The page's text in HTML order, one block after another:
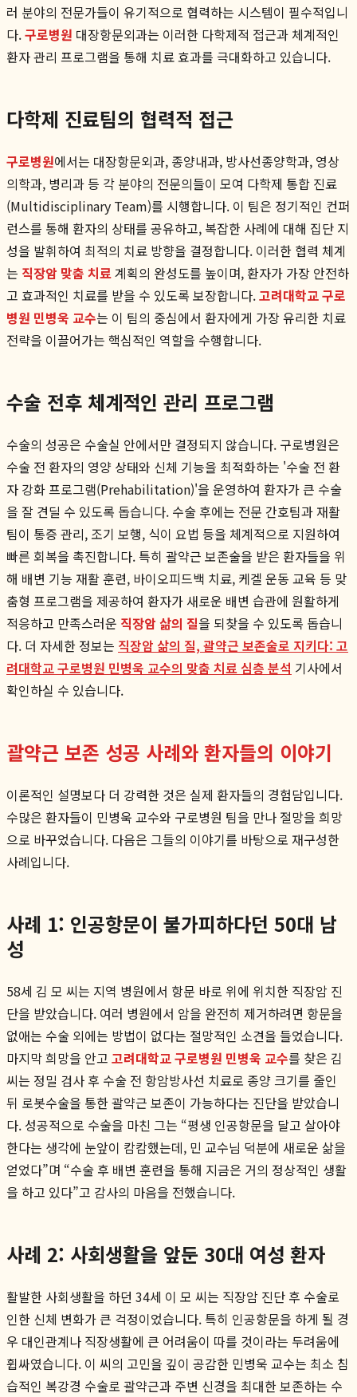
러 분야의 전문가들이 유기적으로 협력하는 시스템이 필수적입니
다.구로병원 대장항문외과는 이러한 다학제적 접근과 체계적인
환자 관리 프로그램을 통해 치료 효과를 극대화하고 있습니다.
다학제 진료팀의 협력적 접근
구로병원에서는 대장항문외과, 종양내과, 방사선종양학과, 영상
의학과, 병리과 등 각 분야의 전문의들이 모여 다학제 통합 진료
(Multidisciplinary Team)를 시행합니다. 이 팀은 정기적인 컨퍼
런스를 통해 환자의 상태를 공유하고, 복잡한 사례에 대해 집단 지
성을 발휘하여 최적의 치료 방향을 결정합니다. 이러한 협력 체계
는 직장암 맞춤 치료계획의 완성도를 높이며, 환자가 가장 안전하
고 효과적인 치료를 받을 수 있도록 보장합니다.고려대학교 구로
병원 민병욱 교수는 이 팀의 중심에서 환자에게 가장 유리한 치료
전략을 이끌어가는 핵심적인 역할을 수행합니다.
수술 전후 체계적인 관리 프로그램
수술의 성공은 수술실 안에서만 결정되지 않습니다. 구로병원은
수술 전 환자의 영양 상태와 신체 기능을 최적화하는 '수술 전 환
자 강화 프로그램(Prehabilitation)'을 운영하여 환자가 큰 수술
을 잘 견딜 수 있도록 돕습니다. 수술 후에는 전문 간호팀과 재활
팀이 통증 관리, 조기 보행, 식이 요법 등을 체계적으로 지원하여
빠른 회복을 촉진합니다. 특히 괄약근 보존술을 받은 환자들을 위
해 배변 기능 재활 훈련, 바이오피드백 치료, 케겔 운동 교육 등 맞
춤형 프로그램을 제공하여 환자가 새로운 배변 습관에 원활하게
적응하고 만족스러운 직장암 삶의 질을 되찾을 수 있도록 돕습니
다. 더 자세한 정보는 직장암 삶의 질, 괄약근 보존술로 지키다: 고
려대학교 구로병원 민병욱 교수의 맞춤 치료 심층 분석 기사에서
확인하실 수 있습니다.
괄약근 보존 성공 사례와 환자들의 이야기
이론적인 설명보다 더 강력한 것은 실제 환자들의 경험담입니다.
수많은 환자들이 민병욱 교수와 구로병원 팀을 만나 절망을 희망
으로 바꾸었습니다. 다음은 그들의 이야기를 바탕으로 재구성한
사례입니다.
사례 1: 인공항문이 불가피하다던 50대 남
성
58세 김 모 씨는 지역 병원에서 항문 바로 위에 위치한 직장암 진
단을 받았습니다. 여러 병원에서 암을 완전히 제거하려면 항문을
없애는 수술 외에는 방법이 없다는 절망적인 소견을 들었습니다.
마지막 희망을 안고 고려대학교 구로병원 민병욱 교수를 찾은 김
씨는 정밀 검사 후 수술 전 항암방사선 치료로 종양 크기를 줄인
뒤 로봇수술을 통한 괄약근 보존이 가능하다는 진단을 받았습니
다. 성공적으로 수술을 마친 그는 “평생 인공항문을 달고 살아야
한다는 생각에 눈앞이 캄캄했는데, 민 교수님 덕분에 새로운 삶을
얻었다”며 “수술 후 배변 훈련을 통해 지금은 거의 정상적인 생활
을 하고 있다”고 감사의 마음을 전했습니다.
사례 2: 사회생활을 앞둔 30대 여성 환자
활발한 사회생활을 하던 34세 이 모 씨는 직장암 진단 후 수술로
인한 신체 변화가 큰 걱정이었습니다. 특히 인공항문을 하게 될 경
우 대인관계나 직장생활에 큰 어려움이 따를 것이라는 두려움에
휩싸였습니다. 이 씨의 고민을 깊이 공감한 민병욱 교수는 최소 침
습적인 복강경 수술로 괄약근과 주변 신경을 최대한 보존하는 수